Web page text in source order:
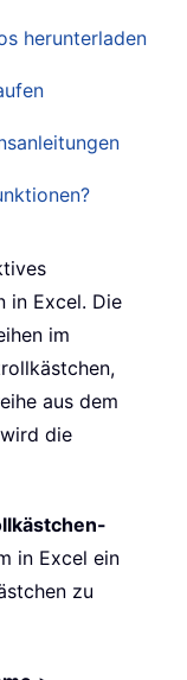
herunterladen
in Excel. Die
im
aus dem
die
in Excel ein
zu